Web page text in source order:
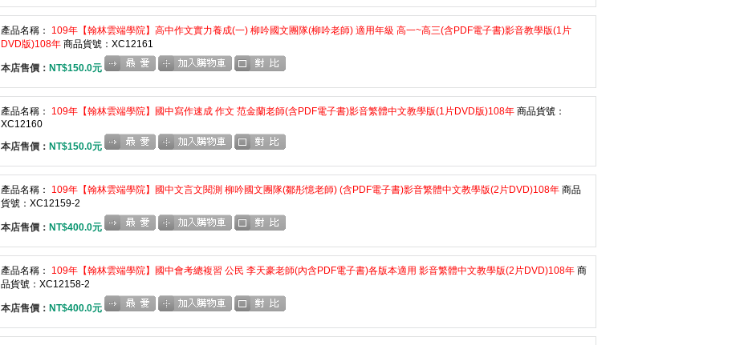
產品名稱：
109年【翰林雲端學院】高中作文實力養成(一) 柳吟國文團隊(柳吟老師) 適用年級 高一~高三(含PDF電子書)影音教學版(1片
DVD版)108年 商品貨號：XC12161
本店售價： NT$150.0元
產品名稱： 109年【翰林雲端學院】國中寫作速成 作文 范金蘭老師(含PDF電子書)影音繁體中文教學版(1片DVD版)108年 商品貨號：
XC12160
本店售價： NT$150.0元
產品名稱： 109年【翰林雲端學院】國中文言文閱測 柳吟國文團隊(鄒彤憶老師) (含PDF電子書)影音繁體中文教學版(2片DVD)108年 商品
貨號：XC12159-2
本店售價： NT$400.0元
產品名稱： 109年【翰林雲端學院】國中會考總複習 公民 李天豪老師(內含PDF電子書)各版本適用 影音繁體中文教學版(2片DVD)108年 商
品貨號：XC12158-2
本店售價： NT$400.0元